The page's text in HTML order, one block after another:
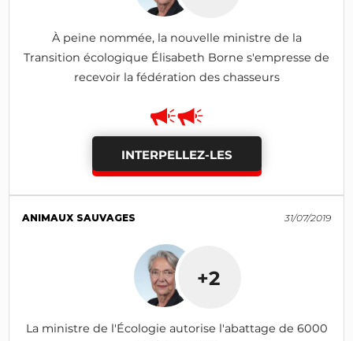
À peine nommée, la nouvelle ministre de la
Transition écologique Élisabeth Borne s'empresse de
recevoir la fédération des chasseurs
INTERPELLEZ-LES
ANIMAUX SAUVAGES 31/07/2019
+2
La ministre de l'Écologie autorise l'abattage de 6000